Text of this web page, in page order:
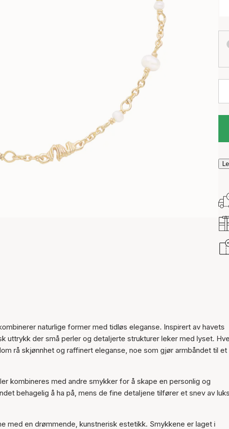
Varen er lagt til i
handlekurven
naturlige former med tidløs eleganse. Inspirert av havets
uttrykk der små perler og detaljerte strukturer leker med lyset.
rå skjønnhet og raffinert eleganse, noe som gjør armbåndet til et
kombineres med andre smykker for å skape en personlig og
behagelig å ha på, mens de fine detaljene tilfører et snev av
med en drømmende, kunstnerisk estetikk. Smykkene er laget i